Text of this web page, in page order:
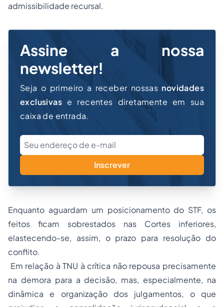
admissibilidade recursal.
Assine a nossa
newsletter!
Seja o primeiro a receber nossas novidades
exclusivas e recentes diretamente em sua
caixa de entrada.
Inscrever
Enquanto aguardam um posicionamento do STF, os
feitos ficam sobrestados nas Cortes inferiores,
elastecendo-se, assim, o prazo para resolução do
conflito.
Em relação à TNU à crítica não repousa precisamente
na demora para a decisão, mas, especialmente, na
dinâmica e organização dos julgamentos, o que